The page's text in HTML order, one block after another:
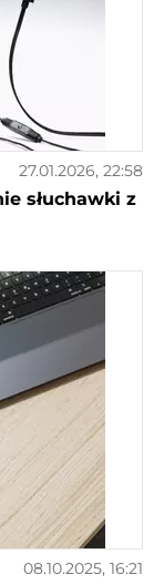
27.01.2026, 22:58
słuchawki z
08.10.2025, 16:21